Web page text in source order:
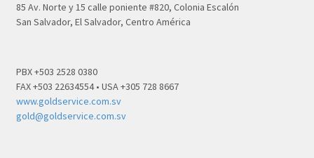
85 Av. Norte y 15 calle poniente #820, Colonia Escalón
San Salvador, El Salvador, Centro América
PBX +503 2528 0380
FAX +503 22634554 • USA +305 728 8667
www.goldservice.com.sv
gold@goldservice.com.sv